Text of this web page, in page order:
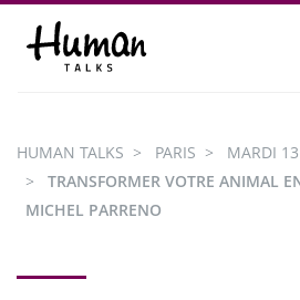
PARTICIPER
HUMAN TALKS PARIS
MARDI
TRANSFORMER VOTRE ANIMAL
MICHEL PARRENO